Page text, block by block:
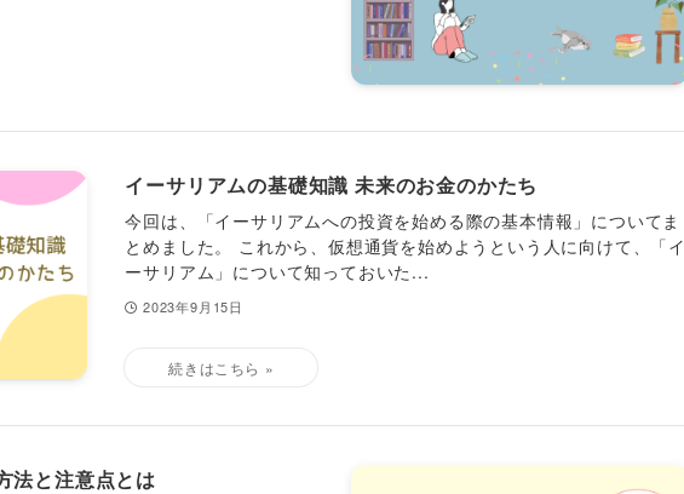
イーサリアムの基礎知識 未来のお金のかたち
今回は、「イーサリアムへの投資を始める際の基本情報」についてま
とめました。 これから、仮想通貨を始めようという人に向けて、「イ
ーサリアム」について知っておいた...
2023年9月15日
法と注意点とは